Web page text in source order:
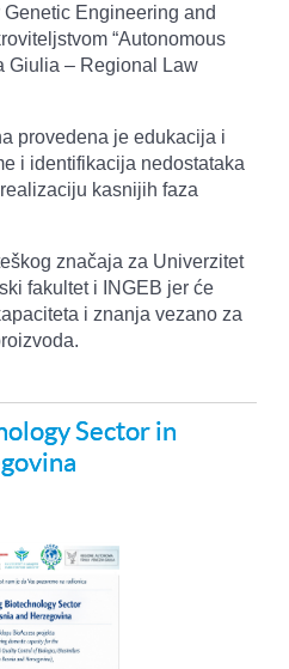
Engineering and
“Autonomous
Giulia – Regional Law
provedena je edukacija i
i identifikacija nedostataka
kasnijih faza
značaja za Univerzitet
fakultet i INGEB jer će
i znanja vezano za
Sector in